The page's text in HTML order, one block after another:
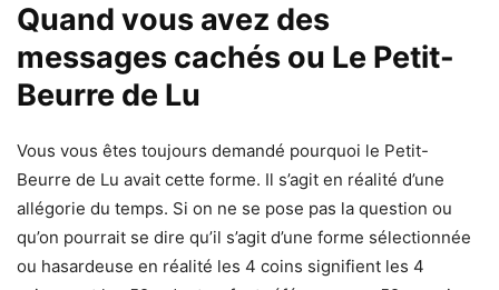
Quand vous avez des
messages cachés ou Le Petit-
Beurre de Lu
Vous vous êtes toujours demandé pourquoi le Petit-
Beurre de Lu avait cette forme. Il s’agit en réalité d’une
allégorie du temps. Si on ne se pose pas la question ou
qu’on pourrait se dire qu’il s’agit d’une forme sélectionnée
ou hasardeuse en réalité les 4 coins signifient les 4